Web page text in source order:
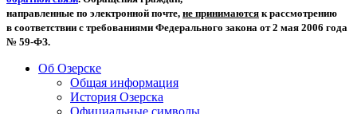
направленные по электронной почте, не принимаются к рассмотрению
в соответствии с требованиями Федерального закона от 2 мая 2006 года
№ 59-ФЗ.
Об Озерске
Общая информация
История Озерска
Официальные символы